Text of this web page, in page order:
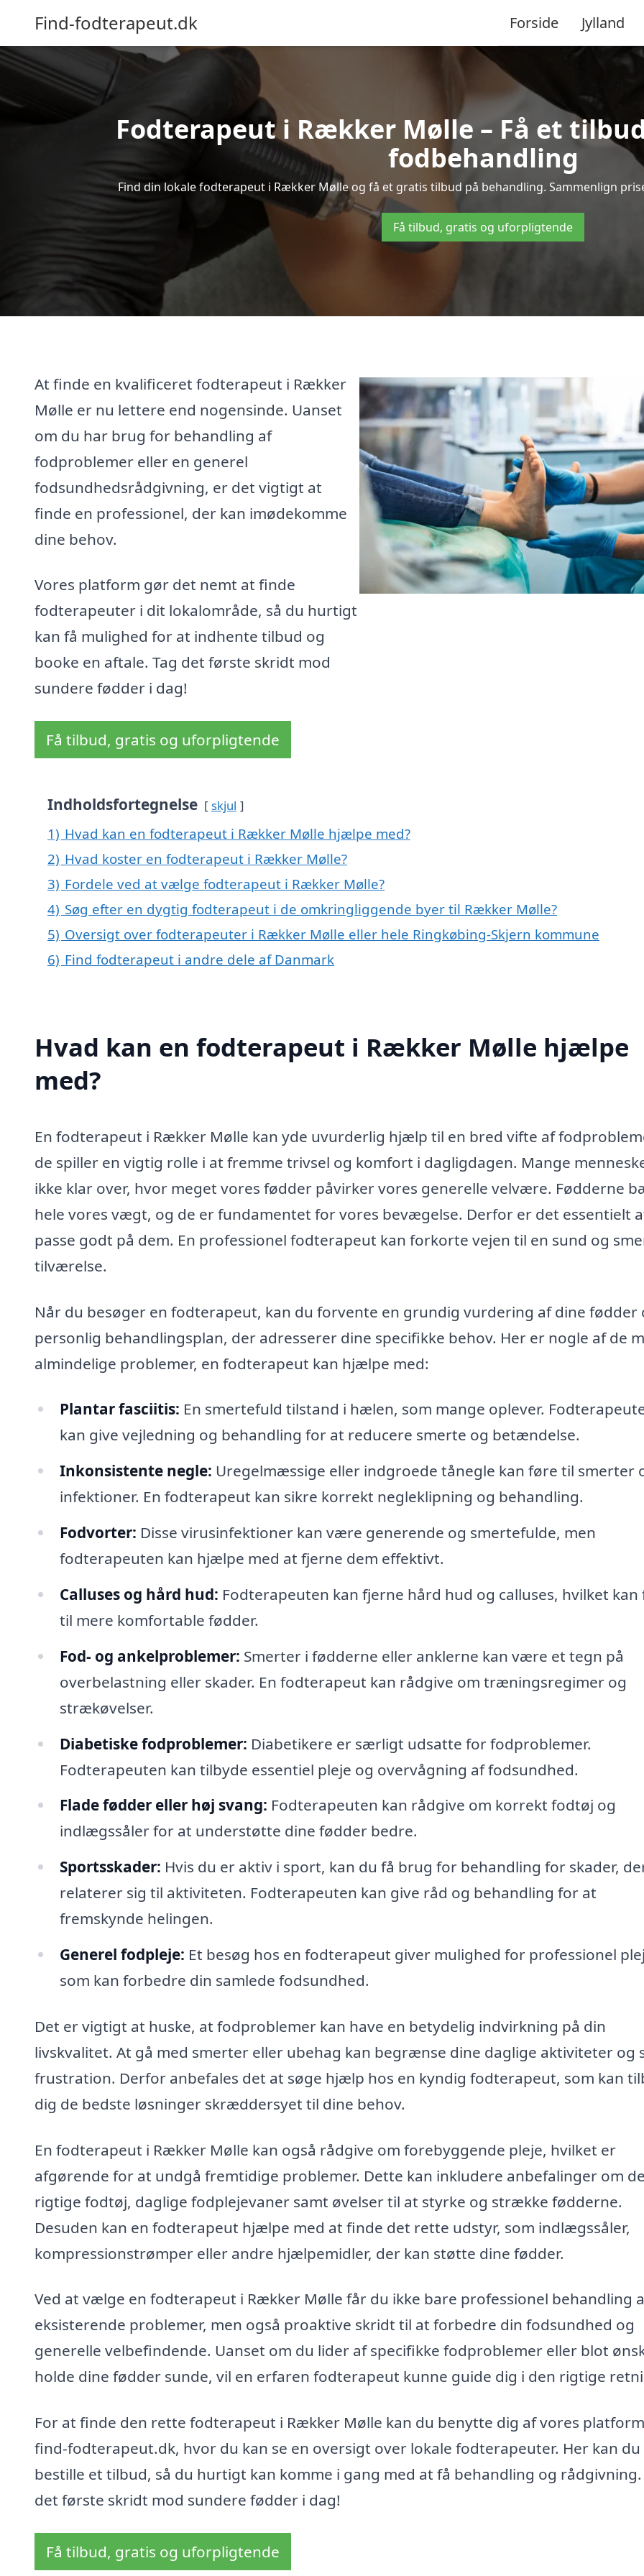
Find-fodterapeut.dk Forside Jylland
Fodterapeut i Rækker Mølle – Få et
fodbehandling
Find din lokale fodterapeut i Rækker Mølle og få et gratis tilbud på behandling. Sammenlign
Få tilbud, gratis og uforpligtende
At finde en kvalificeret fodterapeut i Rækker
Mølle er nu lettere end nogensinde. Uanset
om du har brug for behandling af
fodproblemer eller en generel
fodsundhedsrådgivning, er det vigtigt at
finde en professionel, der kan imødekomme
dine behov.
Vores platform gør det nemt at finde
fodterapeuter i dit lokalområde, så du hurtigt
kan få mulighed for at indhente tilbud og
booke en aftale. Tag det første skridt mod
sundere fødder i dag!
Få tilbud, gratis og uforpligtende
Indholdsfortegnelse skjul
1) Hvad kan en fodterapeut i Rækker Mølle hjælpe med?
2) Hvad koster en fodterapeut i Rækker Mølle?
3) Fordele ved at vælge fodterapeut i Rækker Mølle?
4) Søg efter en dygtig fodterapeut i de omkringliggende byer til Rækker Mølle?
5) Oversigt over fodterapeuter i Rækker Mølle eller hele Ringkøbing-Skjern kommune
6) Find fodterapeut i andre dele af Danmark
Hvad kan en fodterapeut i Rækker Mølle hjælpe
med?
En fodterapeut i Rækker Mølle kan yde uvurderlig hjælp til en bred vifte af
de spiller en vigtig rolle i at fremme trivsel og komfort i dagligdagen. Mange
ikke klar over, hvor meget vores fødder påvirker vores generelle velvære. Fødderne
hele vores vægt, og de er fundamentet for vores bevægelse. Derfor er det essentielt
passe godt på dem. En professionel fodterapeut kan forkorte vejen til en sund og
tilværelse.
Når du besøger en fodterapeut, kan du forvente en grundig vurdering af dine fødder
personlig behandlingsplan, der adresserer dine specifikke behov. Her er nogle af de
almindelige problemer, en fodterapeut kan hjælpe med:
Plantar fasciitis: En smertefuld tilstand i hælen, som mange oplever.
kan give vejledning og behandling for at reducere smerte og betændelse.
Inkonsistente negle: Uregelmæssige eller indgroede tånegle kan føre til smerter
infektioner. En fodterapeut kan sikre korrekt negleklipning og behandling.
Fodvorter: Disse virusinfektioner kan være generende og smertefulde, men
fodterapeuten kan hjælpe med at fjerne dem effektivt.
Calluses og hård hud: Fodterapeuten kan fjerne hård hud og calluses, hvilket kan
til mere komfortable fødder.
Fod- og ankelproblemer: Smerter i fødderne eller anklerne kan være et tegn på
overbelastning eller skader. En fodterapeut kan rådgive om træningsregimer og
strækøvelser.
Diabetiske fodproblemer: Diabetikere er særligt udsatte for fodproblemer.
Fodterapeuten kan tilbyde essentiel pleje og overvågning af fodsundhed.
Flade fødder eller høj svang: Fodterapeuten kan rådgive om korrekt fodtøj og
indlægssåler for at understøtte dine fødder bedre.
Sportsskader: Hvis du er aktiv i sport, kan du få brug for behandling for skader,
relaterer sig til aktiviteten. Fodterapeuten kan give råd og behandling for at
fremskynde helingen.
Generel fodpleje: Et besøg hos en fodterapeut giver mulighed for professionel
som kan forbedre din samlede fodsundhed.
Det er vigtigt at huske, at fodproblemer kan have en betydelig indvirkning på din
livskvalitet. At gå med smerter eller ubehag kan begrænse dine daglige aktiviteter og
frustration. Derfor anbefales det at søge hjælp hos en kyndig fodterapeut, som kan
dig de bedste løsninger skræddersyet til dine behov.
En fodterapeut i Rækker Mølle kan også rådgive om forebyggende pleje, hvilket er
afgørende for at undgå fremtidige problemer. Dette kan inkludere anbefalinger om
rigtige fodtøj, daglige fodplejevaner samt øvelser til at styrke og strække fødderne.
Desuden kan en fodterapeut hjælpe med at finde det rette udstyr, som indlægssåler,
kompressionstrømper eller andre hjælpemidler, der kan støtte dine fødder.
Ved at vælge en fodterapeut i Rækker Mølle får du ikke bare professionel behandling
eksisterende problemer, men også proaktive skridt til at forbedre din fodsundhed og
generelle velbefindende. Uanset om du lider af specifikke fodproblemer eller blot
holde dine fødder sunde, vil en erfaren fodterapeut kunne guide dig i den rigtige
For at finde den rette fodterapeut i Rækker Mølle kan du benytte dig af vores
find-fodterapeut.dk, hvor du kan se en oversigt over lokale fodterapeuter. Her kan du
bestille et tilbud, så du hurtigt kan komme i gang med at få behandling og rådgivning.
det første skridt mod sundere fødder i dag!
Få tilbud, gratis og uforpligtende